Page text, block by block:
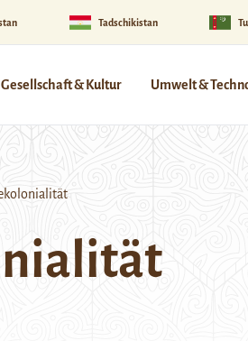
Tadschikistan
Gesellschaft & Kultur Umwelt &